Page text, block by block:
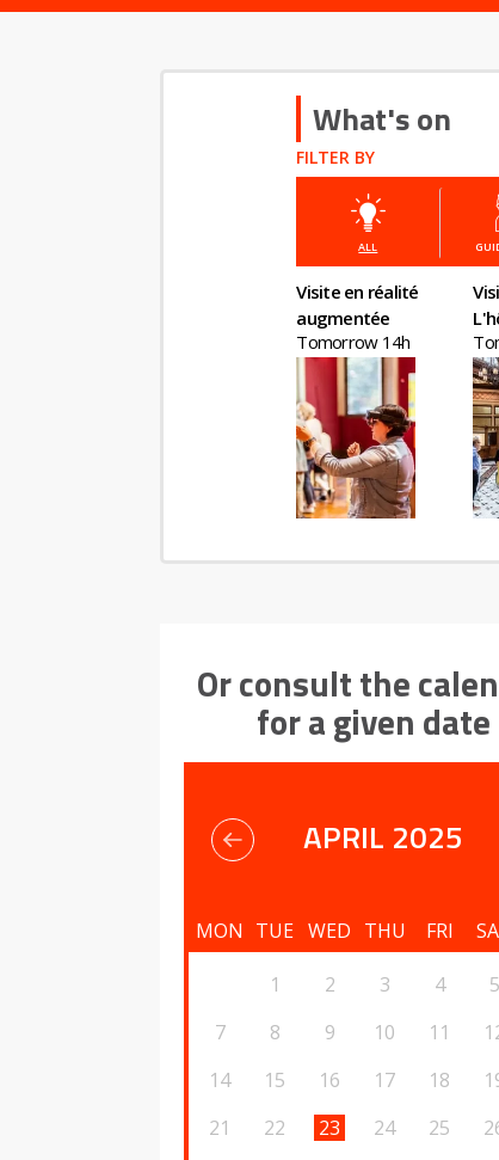
What's on
FILTER BY
ALL
Visite en réalité
augmentée
Tomorrow 14h
un
Or consult the
for a given date
APRIL 2025
MON TUE WED THU FRI
1 2 3 4 5
7
8 9 10 11
14
15 16 17 18
21
22 23 24 25